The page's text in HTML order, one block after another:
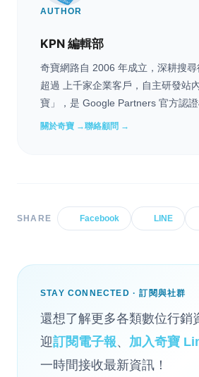
AUTHOR
KPN 編輯部
奇寶網路自 2006 年成立，深耕搜
超過 上千家企業客戶，自主研發站
寶」，是 Google Partners 官方認證
關於奇寶 →聯絡顧問 →
SHARE Facebook LINE
STAY CONNECTED · 訂閱與社群
還想了解更多各類數位行銷
迎訂閱電子報、 加入奇寶
一時間接收最新資訊！